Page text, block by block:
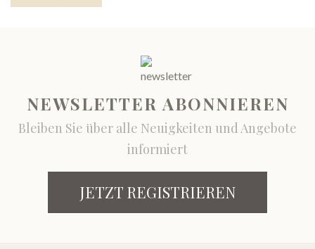
NEWSLETTER ABONNIEREN
Bleiben Sie über alle Neuigkeiten und Angebote
informiert
JETZT REGISTRIEREN